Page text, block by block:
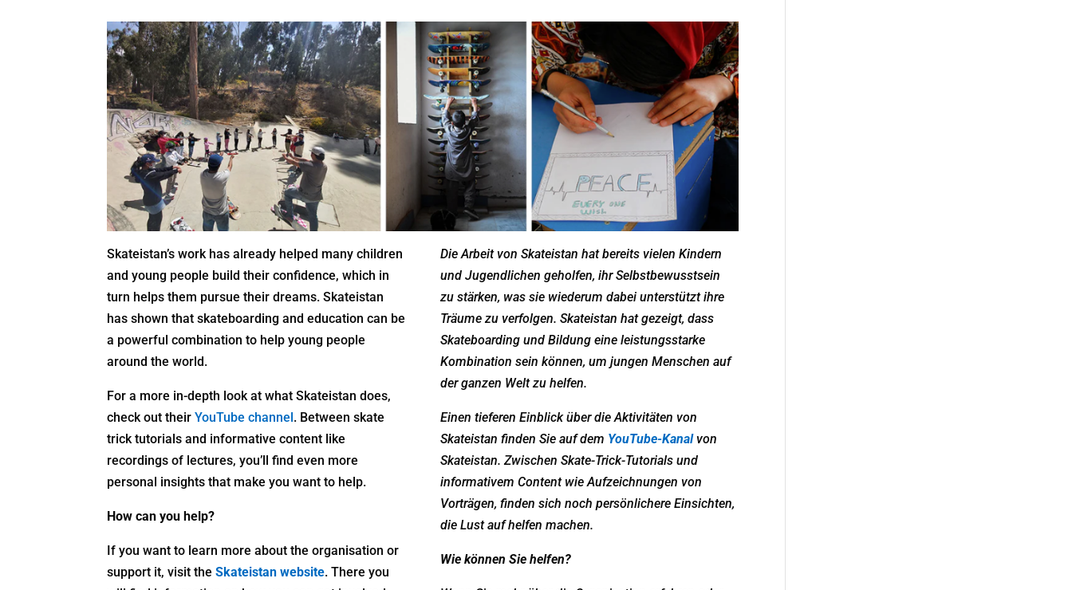
Skateistan’s work has already helped many children
and young people build their confidence, which in
turn helps them pursue their dreams. Skateistan
has shown that skateboarding and education can be
a powerful combination to help young people
around the world.
For a more in-depth look at what Skateistan does,
check out theirYouTube channel. Between skate
trick tutorials and informative content like
recordings of lectures, you’ll find even more
personal insights that make you want to help.
How can you help?
If you want to learn more about the organisation or
support it, visit theSkateistan website. There you
Die Arbeit von Skateistan hat bereits vielen Kindern
und Jugendlichen geholfen, ihr Selbstbewusstsein
zu stärken, was sie wiederum dabei unterstützt ihre
Träume zu verfolgen. Skateistan hat gezeigt, dass
Skateboarding und Bildung eine leistungsstarke
Kombination sein können, um jungen Menschen auf
der ganzen Welt zu helfen.
Einen tieferen Einblick über die Aktivitäten von
Skateistan finden Sie auf dem YouTube-Kanalvon
Skateistan. Zwischen Skate-Trick-Tutorials und
informativem Content wie Aufzeichnungen von
Vorträgen, finden sich noch persönlichere Einsichten,
die Lust auf helfen machen.
Wie können Sie helfen?